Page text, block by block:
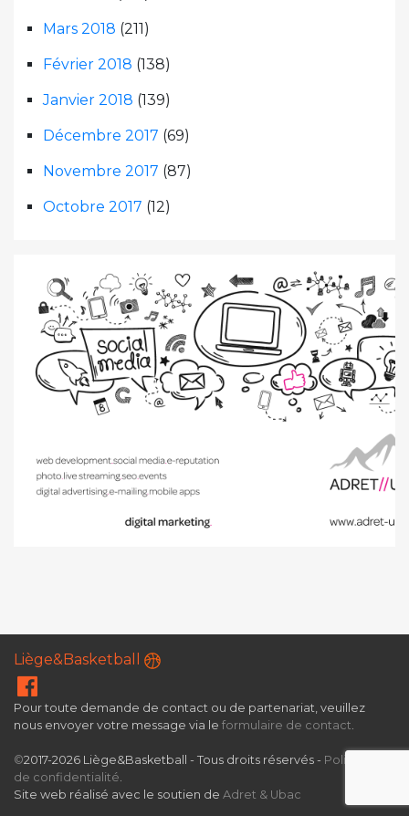
Mars 2018 (211)
Février 2018 (138)
Janvier 2018 (139)
Décembre 2017 (69)
Novembre 2017 (87)
Octobre 2017 (12)
Liège&Basketball
Pour toute demande de contact ou de partenariat, veuillez
nous envoyer votre message via le formulaire de contact.
©2017-2026 Liège&Basketball - Tous droits réservés - Politique
de confidentialité.
Site web réalisé avec le soutien de Adret & Ubac